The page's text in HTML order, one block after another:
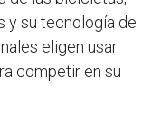
y su tecnología de
eligen usar
competir en su